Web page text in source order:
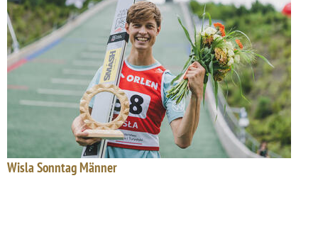
Wisla Sonntag Männer